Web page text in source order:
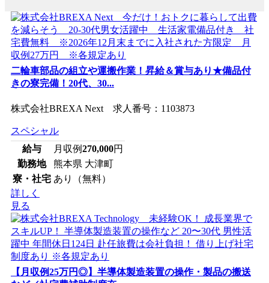
二輪車部品の組立や運搬作業！昇給＆賞与あり★備品付
きの寮完備！20代、30...
株式会社BREXA Next 求人番号：1103873
スペシャル
給与
月収例270,000円
勤務地
熊本県 大津町
寮・社宅 あり（無料）
詳しく
見る
【月収例25万円◎】半導体製造装置の操作・製品の搬送